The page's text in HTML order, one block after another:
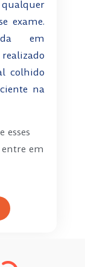
exame.
em
colhido
na
esses
em